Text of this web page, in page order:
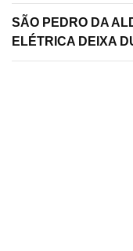
SÃO PEDRO DA
ELÉTRICA DEIXA